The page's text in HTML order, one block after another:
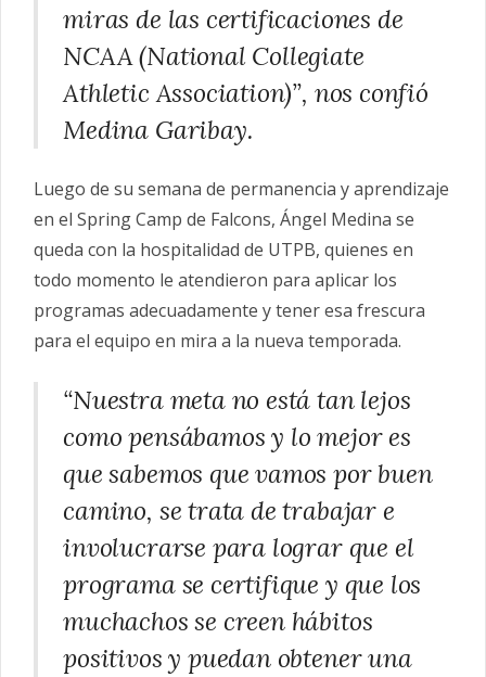
miras de las certificaciones de
NCAA (National Collegiate
Athletic Association)”, nos confió
Medina Garibay.
Luego de su semana de permanencia y aprendizaje
en el Spring Camp de Falcons, Ángel Medina se
queda con la hospitalidad de UTPB, quienes en
todo momento le atendieron para aplicar los
programas adecuadamente y tener esa frescura
para el equipo en mira a la nueva temporada.
“Nuestra meta no está tan lejos
como pensábamos y lo mejor es
que sabemos que vamos por buen
camino, se trata de trabajar e
involucrarse para lograr que el
programa se certifique y que los
muchachos se creen hábitos
positivos y puedan obtener una